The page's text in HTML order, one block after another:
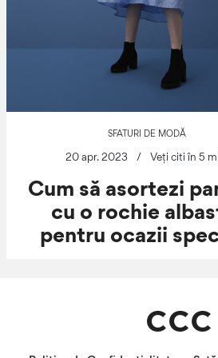
SFATURI DE MODĂ
20 apr. 2023 / Veți citi în 5
Cum să asortezi
cu o rochie
pentru ocazii